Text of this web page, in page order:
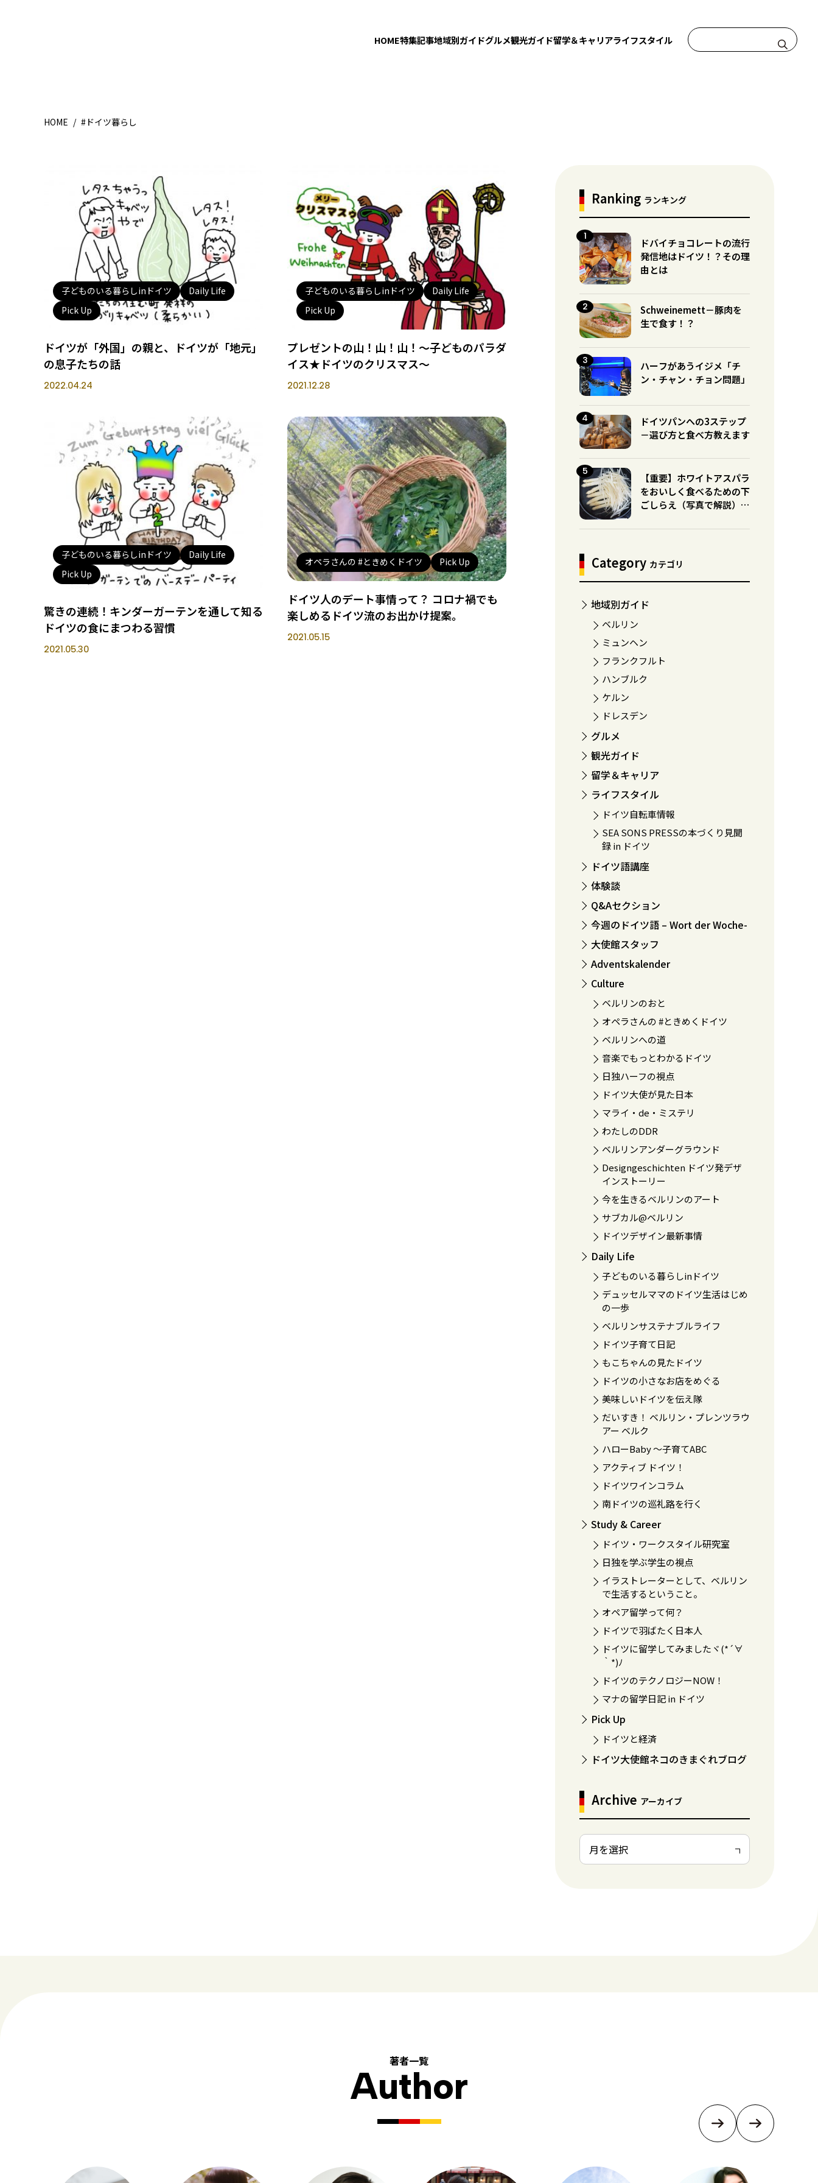
HOME特集記事地域別ガイドグルメ観光ガイド留学＆キャリアライフスタイル
HOME / #ドイツ暮らし
子どものいる暮らしinドイツ
Daily Life
Pick Up
ドイツが「外国」の親と、ドイツが「地元」
の息子たちの話
2022.04.24
子どものいる暮らしinドイツ
Daily Life
Pick Up
プレゼントの山！山！山！〜子どものパラダ
イス★ドイツのクリスマス〜
2021.12.28
子どものいる暮らしinドイツ
Daily Life
Pick Up
驚きの連続！キンダーガーテンを通して知る
ドイツの食にまつわる習慣
2021.05.30
オペラさんの #ときめくドイツ Pick Up
ドイツ人のデート事情って？ コロナ禍でも
楽しめるドイツ流のお出かけ提案。
2021.05.15
Ranking ランキング
ドバイチョコレートの流行
発信地はドイツ！？その理
由とは
Schweinemett－豚肉を
生で食す！？
ハーフがあうイジメ「チ
ン・チャン・チョン問題」
ドイツパンへの3ステップ
－選び方と食べ方教えます
【重要】ホワイトアスパラ
をおいしく食べるための下
ごしらえ（写真で解説）※
Category カテゴリ
地域別ガイド
ベルリン
ミュンヘン
フランクフルト
ハンブルク
ケルン
ドレスデン
グルメ
観光ガイド
留学＆キャリア
ライフスタイル
ドイツ自転車情報
SEA SONS PRESSの本づくり見聞
録 in ドイツ
ドイツ語講座
体験談
Q&Aセクション
今週のドイツ語 – Wort der Woche-
大使館スタッフ
Adventskalender
Culture
ベルリンのおと
オペラさんの #ときめくドイツ
ベルリンへの道
音楽でもっとわかるドイツ
日独ハーフの視点
ドイツ大使が見た日本
マライ・de・ミステリ
わたしのDDR
ベルリンアンダーグラウンド
Designgeschichten ドイツ発デザ
インストーリー
今を生きるベルリンのアート
サブカル@ベルリン
ドイツデザイン最新事情
Daily Life
子どものいる暮らしinドイツ
デュッセルママのドイツ生活はじめ
の一歩
ベルリンサステナブルライフ
ドイツ子育て日記
もこちゃんの見たドイツ
ドイツの小さなお店をめぐる
美味しいドイツを伝え隊
だいすき！ ベルリン・プレンツラウ
アー ベルク
ハローBaby 〜子育てABC
アクティブ ドイツ！
ドイツワインコラム
南ドイツの巡礼路を行く
Study & Career
ドイツ・ワークスタイル研究室
日独を学ぶ学生の視点
イラストレーターとして、ベルリン
で生活するということ。
オペア留学って何？
ドイツで羽ばたく日本人
ドイツに留学してみましたヾ(*´∀
｀*)ﾉ
ドイツのテクノロジーNOW！
マナの留学日記 in ドイツ
Pick Up
ドイツと経済
ドイツ大使館ネコのきまぐれブログ
Archive アーカイブ
著者一覧
Author